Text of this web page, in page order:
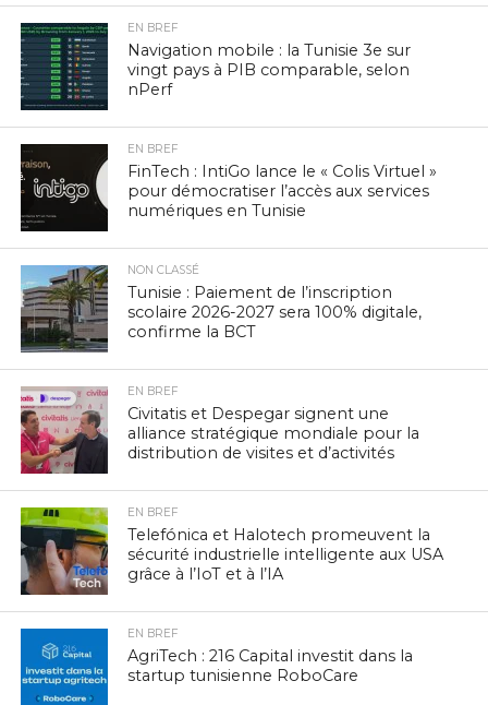
EN BREF
Navigation mobile : la Tunisie 3e sur
vingt pays à PIB comparable, selon
nPerf
EN BREF
FinTech : IntiGo lance le « Colis Virtuel »
pour démocratiser l’accès aux services
numériques en Tunisie
NON CLASSÉ
Tunisie : Paiement de l’inscription
scolaire 2026-2027 sera 100% digitale,
confirme la BCT
EN BREF
Civitatis et Despegar signent une
alliance stratégique mondiale pour la
distribution de visites et d’activités
EN BREF
Telefónica et Halotech promeuvent la
sécurité industrielle intelligente aux USA
grâce à l’IoT et à l’IA
EN BREF
AgriTech : 216 Capital investit dans la
startup tunisienne RoboCare